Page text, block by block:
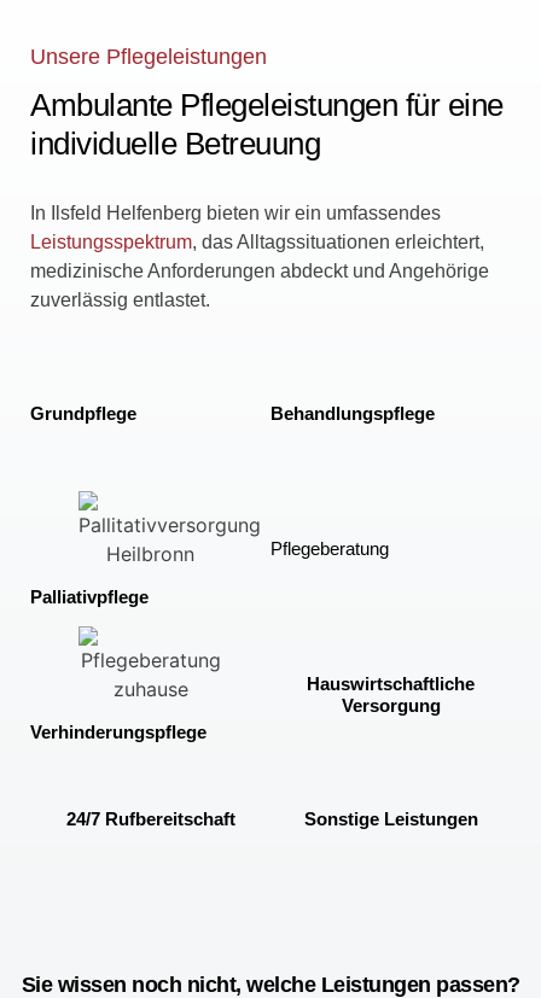
Unsere Pflegeleistungen
Ambulante Pflegeleistungen für eine
individuelle Betreuung
In Ilsfeld Helfenberg bieten wir ein umfassendes
Leistungsspektrum, das Alltagssituationen erleichtert,
medizinische Anforderungen abdeckt und Angehörige
zuverlässig entlastet.
Grundpflege Behandlungspflege
Palliativpflege
Pflegeberatung
Verhinderungspflege
Hauswirtschaftliche
Versorgung
24/7 Rufbereitschaft Sonstige Leistungen
Sie wissen noch nicht, welche Leistungen passen?